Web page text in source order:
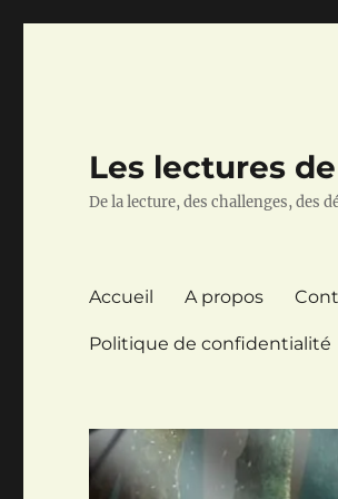
Les lectures
De la lecture, des challenges, des
Accueil A propos
Politique de confidentialité